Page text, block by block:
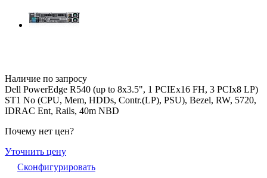
Наличие по запросу
Dell PowerEdge R540 (up to 8x3.5", 1 PCIEx16 FH, 3 PCIx8 LP)
ST1 No (CPU, Mem, HDDs, Contr.(LP), PSU), Bezel, RW, 5720,
IDRAC Ent, Rails, 40m NBD
Почему нет цен?
Уточнить цену
Сконфигурировать